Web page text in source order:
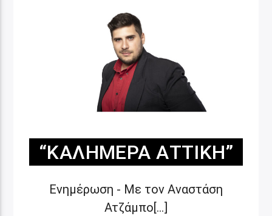
“ΚΑΛΗΜΈΡΑ ΑΤΤΙΚΉ”
Ενημέρωση - Με τον Αναστάση
Ατζάμπο[...]